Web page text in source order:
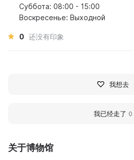
关于博物馆
Суббота: 08:00 - 15:00
Воскресенье: Выходной
0 还没有印象
我想去
我已经走了 0